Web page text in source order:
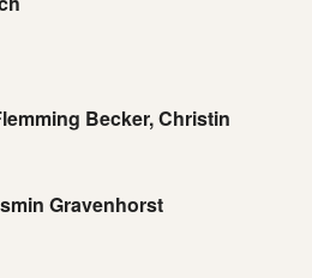
Becker, Christin
Gravenhorst